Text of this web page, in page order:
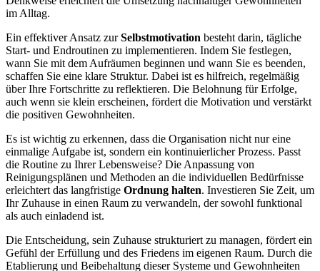
im Alltag.
Ein effektiver Ansatz zurSelbstmotivation besteht darin, tägliche
Start- und Endroutinen zu implementieren. Indem Sie festlegen,
wann Sie mit dem Aufräumen beginnen und wann Sie es beenden,
schaffen Sie eine klare Struktur. Dabei ist es hilfreich, regelmäßig
über Ihre Fortschritte zu reflektieren. Die Belohnung für Erfolge,
auch wenn sie klein erscheinen, fördert die Motivation und verstärkt
die positiven Gewohnheiten.
Es ist wichtig zu erkennen, dass die Organisation nicht nur eine
einmalige Aufgabe ist, sondern ein kontinuierlicher Prozess. Passt
die Routine zu Ihrer Lebensweise? Die Anpassung von
Reinigungsplänen und Methoden an die individuellen Bedürfnisse
erleichtert das langfristige Ordnung halten. Investieren Sie Zeit, um
Ihr Zuhause in einen Raum zu verwandeln, der sowohl funktional
als auch einladend ist.
Die Entscheidung, sein Zuhause strukturiert zu managen, fördert ein
Gefühl der Erfüllung und des Friedens im eigenen Raum. Durch die
Etablierung und Beibehaltung dieser Systeme und Gewohnheiten